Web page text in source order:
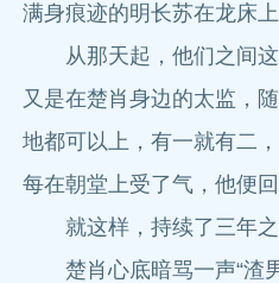
满身痕迹的明长苏在龙床上
从那天起，他们之间这
又是在楚肖身边的太监，
地都可以上，有一就有二
每在朝堂上受了气，他便回
就这样，持续了三年之
楚肖心底暗骂一声“渣男